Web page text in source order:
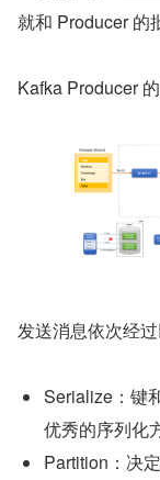
就和 Producer 的
Kafka Producer
发送消息依次经过
Serialize：键
优秀的序列化
Partition：决